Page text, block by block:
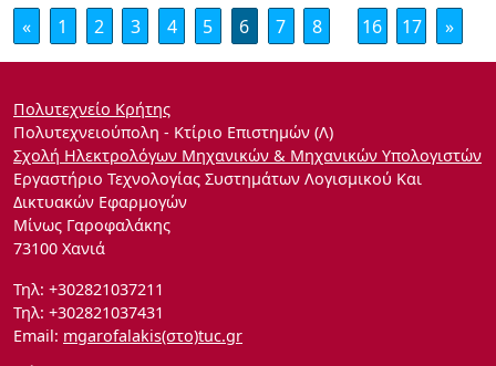
« 1 2 3 4 5 6 7 8 16 17 »
Πολυτεχνείο Κρήτης
Πολυτεχνειούπολη - Κτίριο Επιστημών (Λ)
Σχολή Ηλεκτρολόγων Μηχανικών & Μηχανικών Υπολογιστών
Εργαστήριο Τεχνολογίας Συστημάτων Λογισμικού Και
Δικτυακών Εφαρμογών
Μίνως Γαροφαλάκης
73100 Χανιά
Τηλ: +302821037211
Τηλ: +302821037431
Email: mgarofalakis(στο)tuc.gr